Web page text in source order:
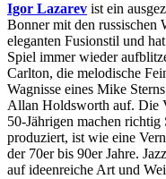
Igor Lazarev ist ein
Bonner mit den russischen
eleganten Fusionstil und
Spiel immer wieder
Carlton, die melodische
Wagnisse eines Mike
Allan Holdsworth auf. Die
50-Jährigen machen
produziert, ist wie eine
der 70er bis 90er Jahre.
auf ideenreiche Art und